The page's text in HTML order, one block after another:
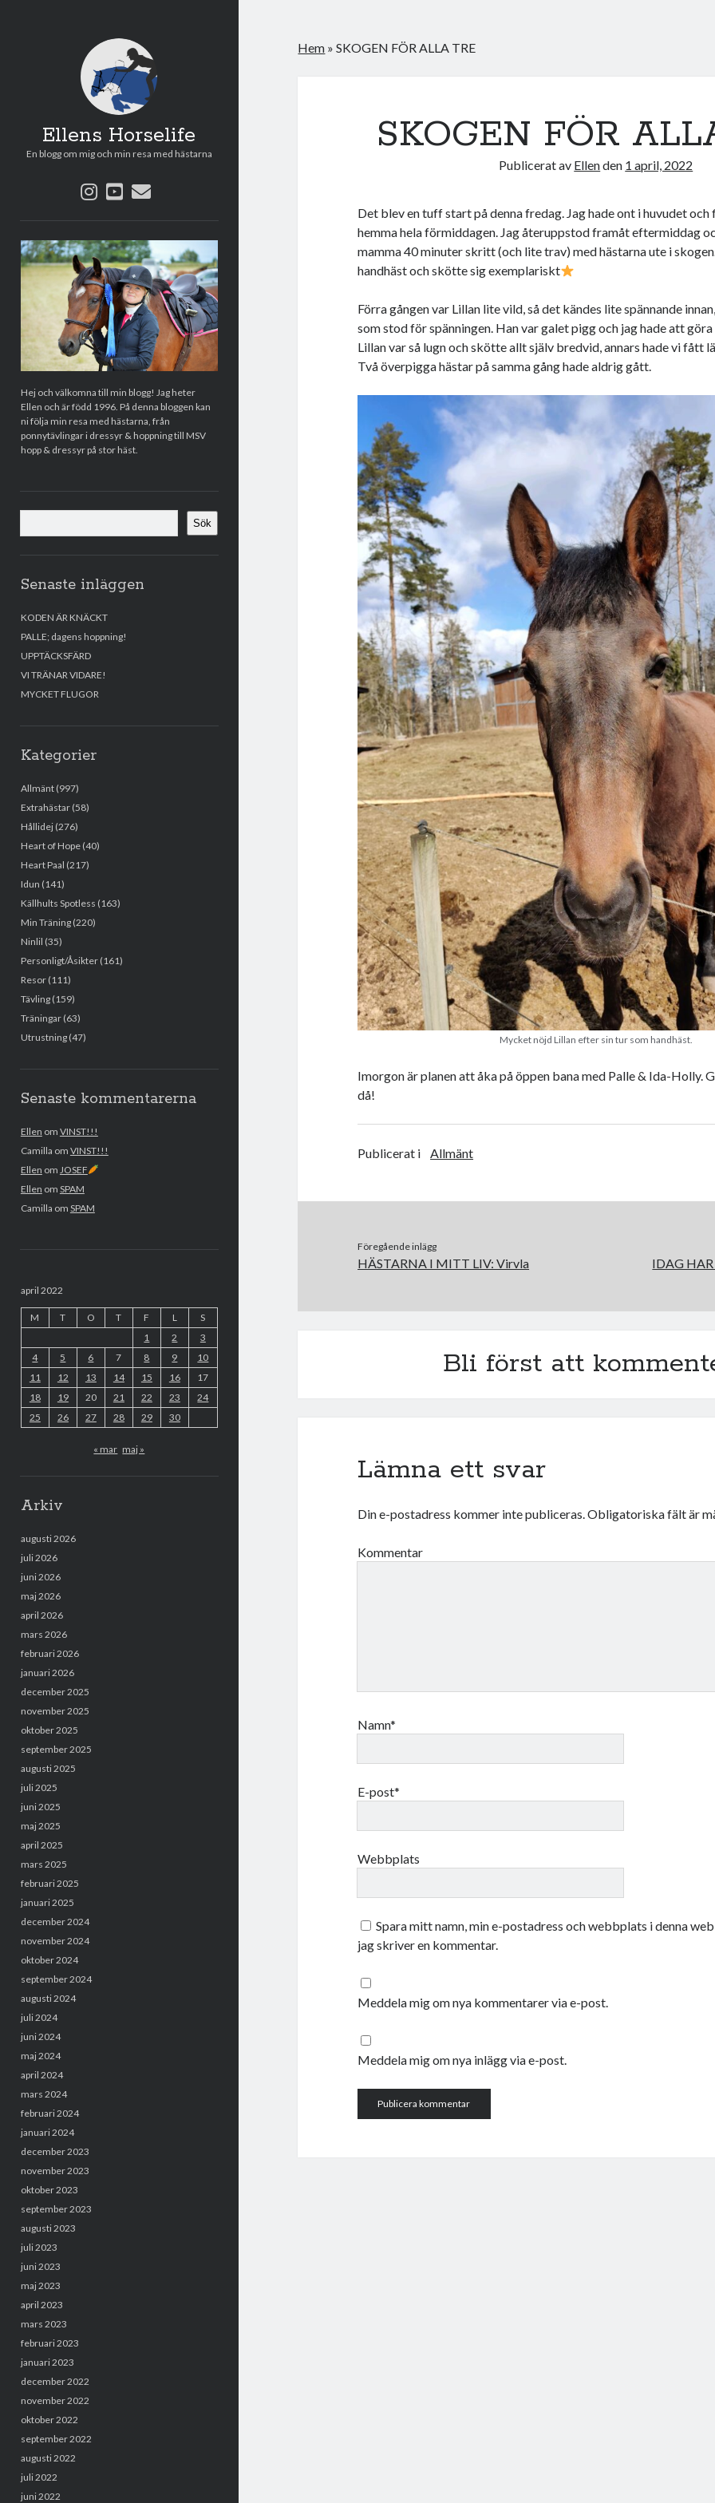
Ellens Horselife
En blogg om mig och min resa med hästarna
instagram
youtube
e-
Sidopanel
Hej och välkomna till min blogg! Jag heter
Ellen och är född 1996. På denna bloggen kan
ni följa min resa med hästarna, från
ponnytävlingar i dressyr & hoppning till MSV
hopp & dressyr på stor häst.
Sök
Senaste inläggen
KODEN ÄR KNÄCKT
PALLE; dagens hoppning!
UPPTÄCKSFÄRD
VI TRÄNAR VIDARE!
MYCKET FLUGOR
Kategorier
Allmänt(997)
Extrahästar(58)
Hållidej(276)
Heart of Hope(40)
Heart Paal (217)
Idun (141)
Källhults Spotless (163)
Min Träning(220)
Ninlil (35)
Personligt/Åsikter(161)
Resor(111)
Tävling(159)
Träningar(63)
Utrustning(47)
Senaste kommentarerna
Ellen om VINST!!!
Camilla om VINST!!!
Ellen om JOSEF
Ellen om SPAM
Camilla om SPAM
april 2022
M T O T F L
S
1
2
3
4
5 6 7 8 9
10
11
12 13 14 15 16
17
18
19 20 21 22 23
24
25
26 27 28 29 30
« mar maj »
Arkiv
augusti 2026
juli 2026
juni 2026
maj 2026
april 2026
mars 2026
februari 2026
januari 2026
december 2025
november 2025
oktober 2025
september 2025
augusti 2025
juli 2025
juni 2025
maj 2025
april 2025
mars 2025
februari 2025
januari 2025
december 2024
november 2024
oktober 2024
september 2024
augusti 2024
juli 2024
juni 2024
maj 2024
april 2024
mars 2024
februari 2024
januari 2024
december 2023
november 2023
oktober 2023
september 2023
augusti 2023
juli 2023
juni 2023
maj 2023
april 2023
mars 2023
februari 2023
januari 2023
december 2022
november 2022
oktober 2022
september 2022
augusti 2022
juli 2022
juni 2022
Hem »SKOGEN FÖR ALLA TRE
SKOGEN FÖR
Publicerat av Ellenden 1 april, 2022
Det blev en tuff start på denna fredag. Jag hade ont i huvudet
hemma hela förmiddagen. Jag återuppstod framåt eftermiddag
mamma 40 minuter skritt (och lite trav) med hästarna ute i
handhäst och skötte sig exemplariskt
Förra gången var Lillan lite vild, så det kändes lite spännande
som stod för spänningen. Han var galet pigg och jag hade att
Lillan var så lugn och skötte allt själv bredvid, annars hade vi fått
Två överpigga hästar på samma gång hade aldrig gått.
Mycket nöjd Lillan efter sin tur som handhäst.
Imorgon är planen att åka på öppen bana med Palle & Ida-Holly.
då!
Publicerat i Allmänt
Föregående inlägg
HÄSTARNA I MITT LIV: Virvla IDAG
Bli först att
Lämna ett svar
Din e-postadress kommer inte publiceras.Obligatoriska fält är
Kommentar
Namn*
E-post*
Webbplats
Spara mitt namn, min e-postadress och webbplats i denna
jag skriver en kommentar.
Meddela mig om nya kommentarer via e-post.
Meddela mig om nya inlägg via e-post.